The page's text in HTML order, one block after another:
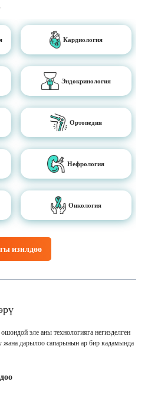
изилдөө
Кардиология
Эндокринология
Ортопедия
Нефрология
Онкология
эле аны технологияга негизделген
жана дарылоо сапарынын ар бир кадамында